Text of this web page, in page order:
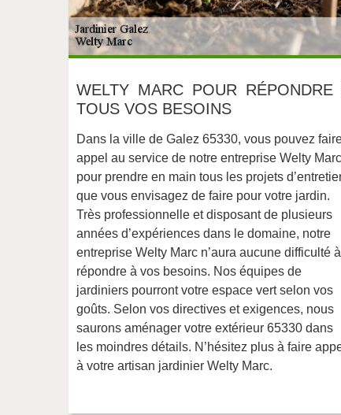
WELTY MARC POUR RÉPONDRE
TOUS VOS BESOINS
Dans la ville de Galez 65330, vous pouvez
appel au service de notre entreprise Welty Marc
pour prendre en main tous les projets
que vous envisagez de faire pour votre jardin.
Très professionnelle et disposant de plusieurs
années d’expériences dans le domaine, notre
entreprise Welty Marc n’aura aucune difficulté à
répondre à vos besoins. Nos équipes de
jardiniers pourront votre espace vert selon vos
goûts. Selon vos directives et exigences, nous
saurons aménager votre extérieur 65330 dans
les moindres détails. N’hésitez plus à faire
à votre artisan jardinier Welty Marc.